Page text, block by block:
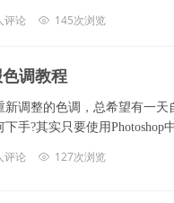
评论 145次浏览
调教程
调整的色调，总希望有一天
手?其实只要使用Photoshop
评论 127次浏览